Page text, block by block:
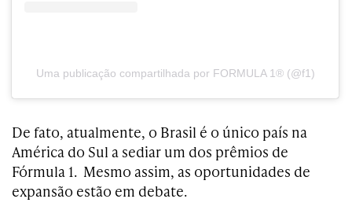
Uma publicação compartilhada por FORMULA 1® (@f1)
De fato, atualmente, o Brasil é o único país na
América do Sul a sediar um dos prêmios de
Fórmula 1. Mesmo assim, as oportunidades de
expansão estão em debate.